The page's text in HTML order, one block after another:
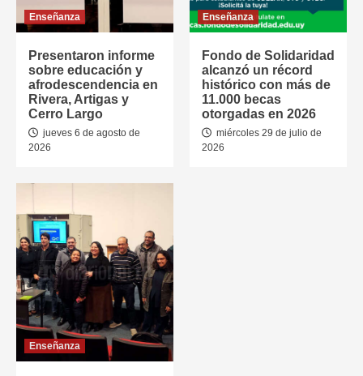
Enseñanza
Presentaron informe
sobre educación y
afrodescendencia en
Rivera, Artigas y
Cerro Largo
jueves 6 de agosto de
2026
Enseñanza
Fondo de Solidaridad
alcanzó un récord
histórico con más de
11.000 becas
otorgadas en 2026
miércoles 29 de julio de
2026
Enseñanza